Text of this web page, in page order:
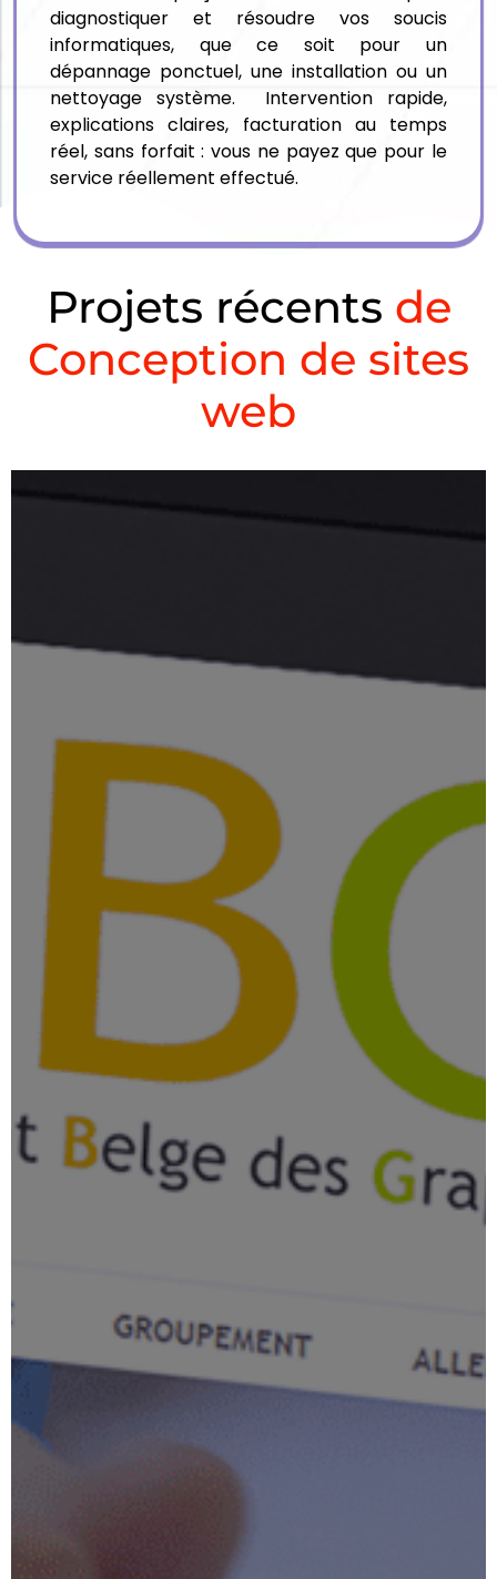
diagnostiquer et résoudre vos soucis
informatiques, que ce soit pour un
dépannage ponctuel, une installation ou un
nettoyage système. Intervention rapide,
explications claires, facturation au temps
réel, sans forfait : vous ne payez que pour le
service réellement effectué.
Projets récents de
Conception de sites
web